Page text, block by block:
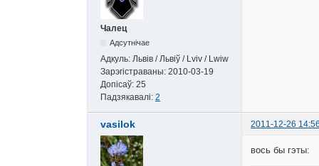
Чалец
Адсутнічае
Адкуль: Львів / Львіў / Lviv / Lwiw
Зарэгістраваны: 2010-03-19
Допісаў: 25
Падзякавалі: 2
vasilok 2011-12-26
вось бы гэты: